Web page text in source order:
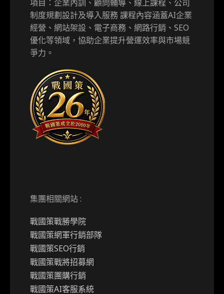
項目：企業內訓、顧問輔導、線上課程、公司
制度規劃設計及導入服務 課程內容涵蓋AI企業
經營、網站架設、電子商務、網路行銷、SEO
優化等領域，協助企業提升營運效率與市場競
爭力。
集團相關網站 :
戰國策戰勝學院
戰國策網軍行銷部隊
戰國策SEO行銷
戰國策戰將招募網
戰國策團購行銷
戰國策AI客服系統